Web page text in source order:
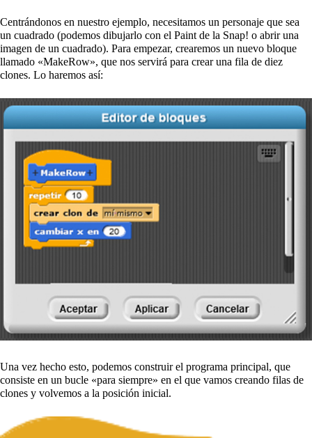
Centrándonos en nuestro ejemplo, necesitamos un personaje que sea
un cuadrado (podemos dibujarlo con el Paint de la Snap! o abrir una
imagen de un cuadrado). Para empezar, crearemos un nuevo bloque
llamado «MakeRow», que nos servirá para crear una fila de diez
clones. Lo haremos así:
Una vez hecho esto, podemos construir el programa principal, que
consiste en un bucle «para siempre» en el que vamos creando filas de
clones y volvemos a la posición inicial.